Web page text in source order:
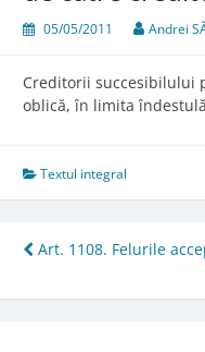
05/05/2011 Andrei
Creditorii succesibilului
oblică, în limita
Textul integral
Post
navigation
Art. 1108. Felurile